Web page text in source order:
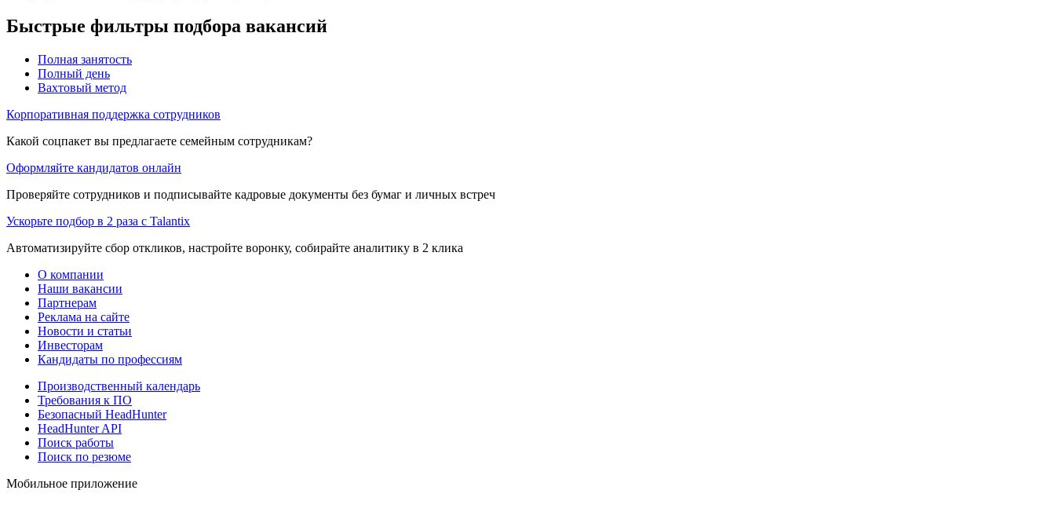
Быстрые фильтры подбора вакансий
Полная занятость
Полный день
Вахтовый метод
Корпоративная поддержка сотрудников
Какой соцпакет вы предлагаете семейным сотрудникам?
Оформляйте кандидатов онлайн
Проверяйте сотрудников и подписывайте кадровые документы без бумаг и личных встреч
Ускорьте подбор в 2 раза с Talantix
Автоматизируйте сбор откликов, настройте воронку, собирайте аналитику в 2 клика
О компании
Наши вакансии
Партнерам
Реклама на сайте
Новости и статьи
Инвесторам
Кандидаты по профессиям
Производственный календарь
Требования к ПО
Безопасный HeadHunter
HeadHunter API
Поиск работы
Поиск по резюме
Мобильное приложение